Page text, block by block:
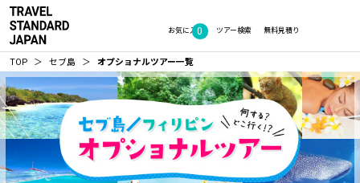
お気に入り
0 無料見積り
ツアー検索
TOP セブ島 オプショナルツアー一覧